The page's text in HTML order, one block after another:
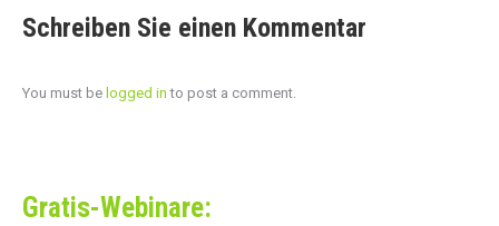
Schreiben Sie einen Kommentar
You must be logged in to post a comment.
Gratis-Webinare: